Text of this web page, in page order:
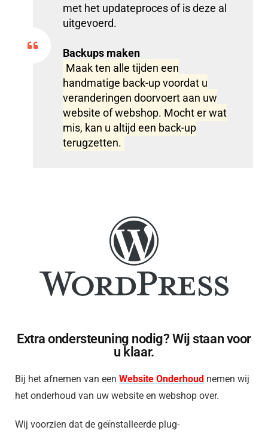
met het updateproces of is deze al
uitgevoerd.
Backups maken
Maak ten alle tijden een
handmatige back-up voordat u
veranderingen doorvoert aan uw
website of webshop. Mocht er wat
mis, kan u altijd een back-up
terugzetten.
Extra ondersteuning nodig? Wij staan voor
u klaar.
Bij het afnemen van een Website Onderhoud nemen wij
het onderhoud van uw website en webshop over.
Wij voorzien dat de geïnstalleerde plug-